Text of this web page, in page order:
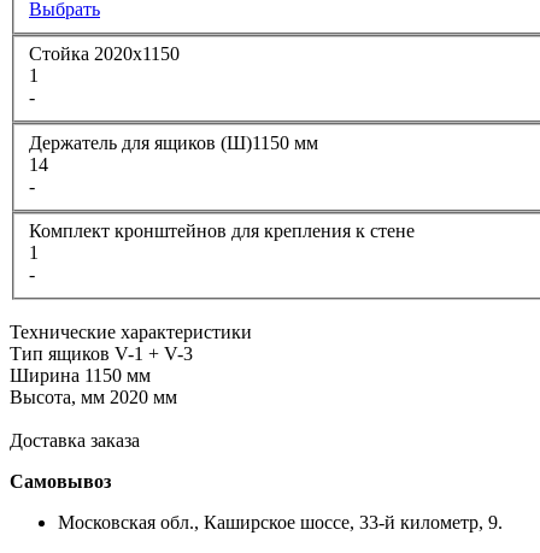
Выбрать
Стойка 2020х1150
1
-
Держатель для ящиков (Ш)1150 мм
14
-
Комплект кронштейнов для крепления к стене
1
-
Технические характеристики
Тип ящиков V-1 + V-3
Ширина 1150 мм
Высота, мм 2020 мм
Доставка заказа
Самовывоз
Московская обл., Каширское шоссе, 33-й километр, 9.